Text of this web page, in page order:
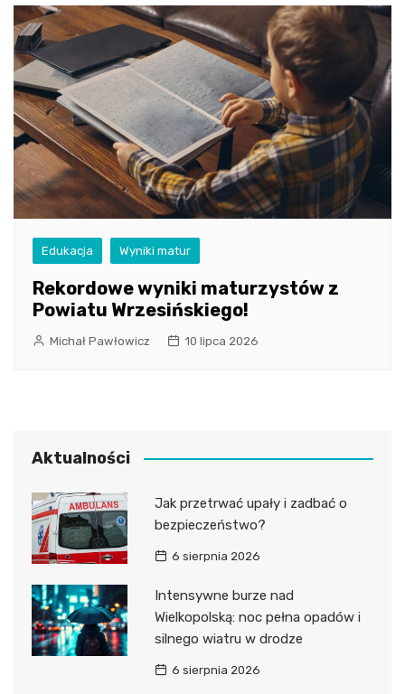
Edukacja Wyniki matur
Rekordowe wyniki maturzystów z
Powiatu Wrzesińskiego!
Michał Pawłowicz 10 lipca 2026
Aktualności
Jak przetrwać upały i zadbać o
bezpieczeństwo?
6 sierpnia 2026
Intensywne burze nad
Wielkopolską: noc pełna opadów i
silnego wiatru w drodze
6 sierpnia 2026